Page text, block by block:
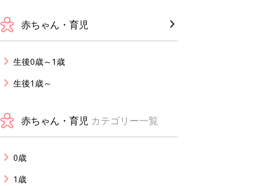
赤ちゃん・育児
生後0歳～1歳
生後1歳～
赤ちゃん・育児 カテゴリー一覧
0歳
1歳